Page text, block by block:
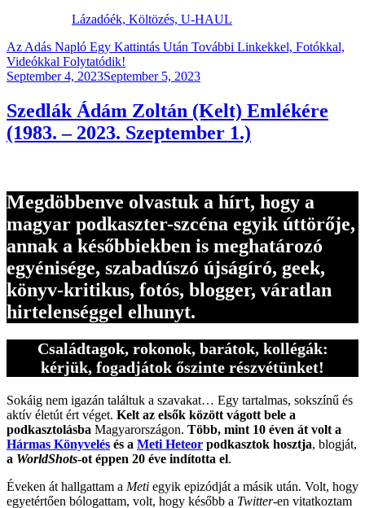
Lázadóék, Költözés, U-HAUL
Az Adás Napló Egy Kattintás Után További Linkekkel, Fotókkal,
Videókkal Folytatódik!
Posted
September 4, 2023September 5, 2023
Szedlák Ádám Zoltán (Kelt) Emlékére
(1983. – 2023. Szeptember 1.)
Megdöbbenve olvastuk a hírt, hogy a
magyar podkaszter-szcéna egyik úttörője,
annak a későbbiekben is meghatározó
egyénisége, szabadúszó újságíró, geek,
könyv-kritikus, fotós, blogger, váratlan
hirtelenséggel elhunyt.
Családtagok, rokonok, barátok, kollégák:
kérjük, fogadjátok őszinte részvétünket!
Sokáig nem igazán találtuk a szavakat… Egy tartalmas, sokszínű és
aktív életút ért véget. Kelt az elsők között vágott bele a
podkasztolásba Magyarországon. Több, mint 10 éven át volt a
Hármas Könyvelés és a Meti Heteor podkasztok hosztja, blogját,
a WorldShots-ot éppen 20 éve indította el.
Éveken át hallgattam a Meti egyik epizódját a másik után. Volt, hogy
egyetértően bólogattam, volt, hogy később a Twitter-en vitatkoztam